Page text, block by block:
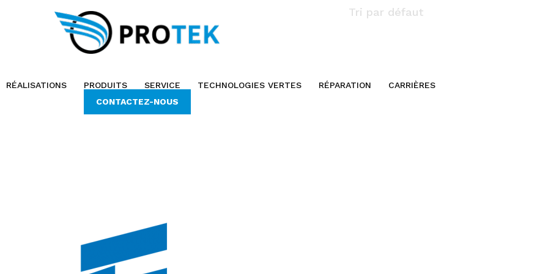
RÉALISATIONS PRODUITS SERVICE TECHNOLOGIES VERTES RÉPARATION
CARRIÈRES
CONTACTEZ-NOUS